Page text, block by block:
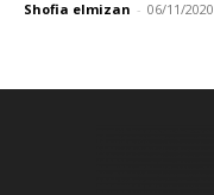
Shofia elmizan - 06/11/2020